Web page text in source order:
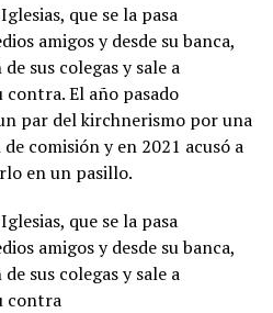
que se la pasa
amigos y desde su banca,
sus colegas y sale a
El año pasado
par del kirchnerismo por una
comisión y en 2021 acusó a
en un pasillo.
que se la pasa
amigos y desde su banca,
sus colegas y sale a
contra